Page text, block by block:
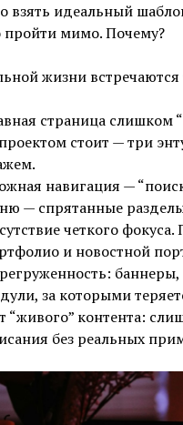
взять идеальный
пройти мимо. Почему?
жизни
страница слишком
стоит — три
навигация —
— спрятанные
четкого
и новостной
за которыми
“живого” контента:
без реальных